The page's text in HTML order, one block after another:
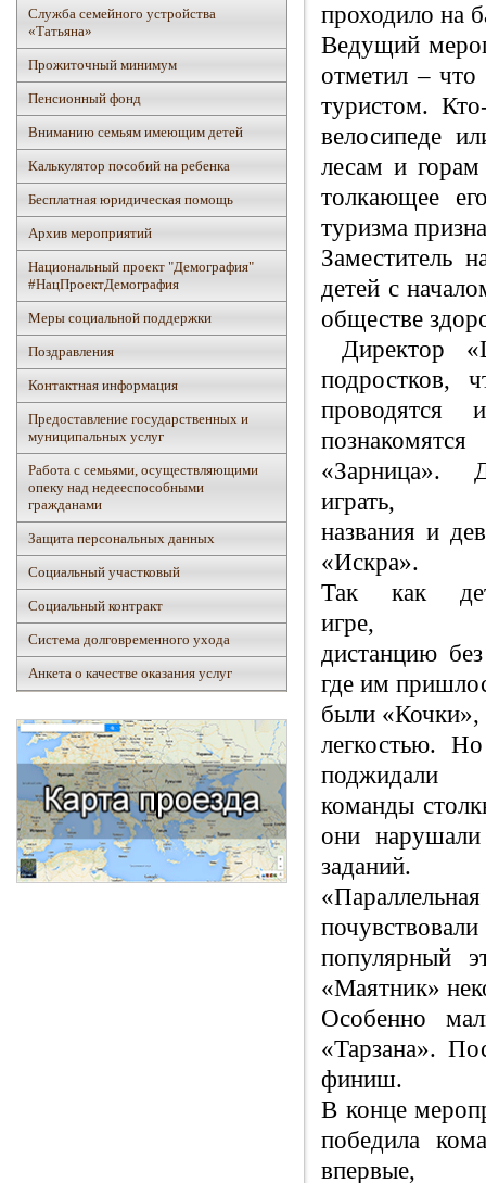
Служба семейного устройства
«Татьяна»
Прожиточный минимум
Пенсионный фонд
Вниманию семьям имеющим детей
Калькулятор пособий на ребенка
Бесплатная юридическая помощь
Архив мероприятий
Национальный проект "Демография"
#НацПроектДемография
Mеры социальной поддержки
Поздравления
Контактная информация
Предоставление государственных и
муниципальных услуг
Работа с семьями, осуществляющими
опеку над недееспособными
гражданами
Защита персональных данных
Социальный участковый
Социальный контракт
Система долговременного ухода
Анкета о качестве оказания услуг
проходило на
Ведущий
отметил –
туристом.
велосипеде
лесам и
толкающее
туризма
Заместитель
детей с
обществе
Директор
подростков,
«Зарница».
играть, их
названия
«Искра».
Так как
игре, им
дистанцию
где им
были
легкостью.
поджидали
команды
они
заданий.
популярный
«Маятник»
Особенно
«Тарзана».
финиш.
В конце
победила
впервые, и